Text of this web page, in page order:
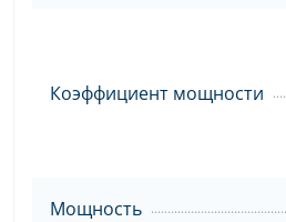
Коэффициент мощности
Мощность